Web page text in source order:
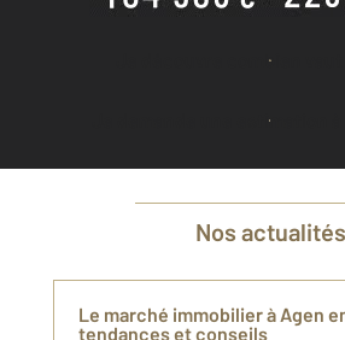
Je découvre combien vaut
Je demande une estimation à
Nos actualités
Le marché immobilier à Agen
tendances et conseils